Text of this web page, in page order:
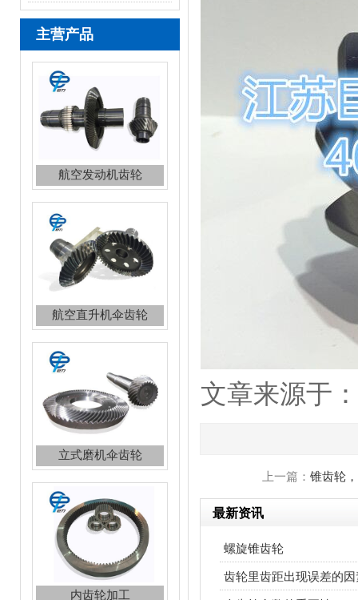
主营产品
航空发动机齿轮
航空直升机伞齿轮
立式磨机伞齿轮
内齿轮加工
文章来源于
上一篇： 锥齿轮
最新资讯
螺旋锥齿轮
齿轮里齿距出现误差的因